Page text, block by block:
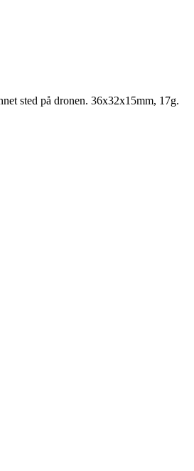
sted på dronen. 36x32x15mm, 17g.